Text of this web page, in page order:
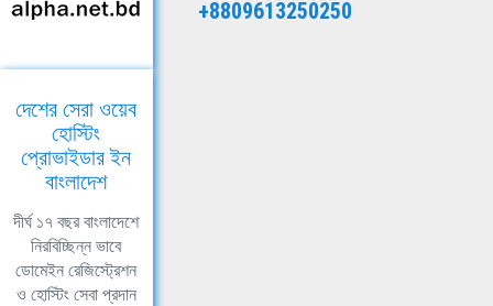
+8809613250250
দেশের সেরা ওয়েব
হোস্টিং
প্রোভাইডার ইন
বাংলাদেশ
দীর্ঘ ১৭ বছর বাংলাদেশে
নিরবিচ্ছিন্ন ভাবে
ডোমেইন রেজিস্ট্রেশন
ও হোস্টিং সেবা প্রদান